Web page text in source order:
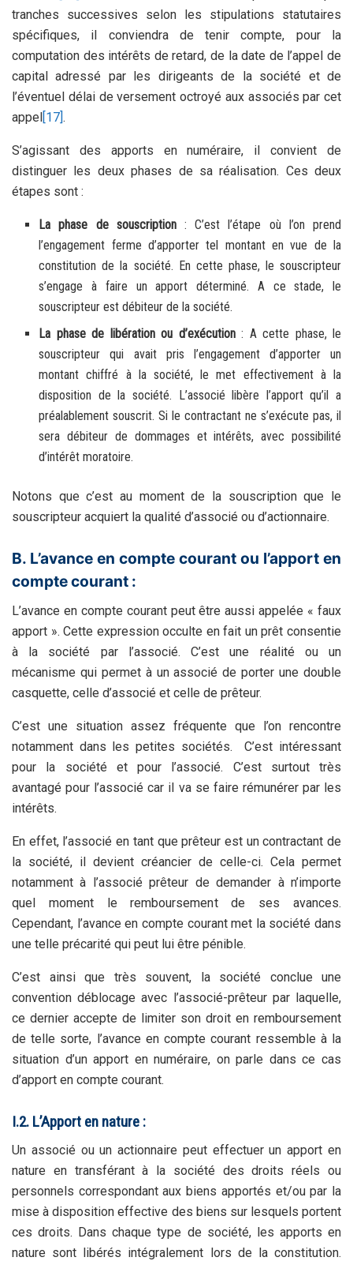
tranches successives selon les stipulations statutaires
spécifiques, il conviendra de tenir compte, pour la
computation des intérêts de retard, de la date de l’appel de
capital adressé par les dirigeants de la société et de
l’éventuel délai de versement octroyé aux associés par cet
appel[17].
S’agissant des apports en numéraire, il convient de
distinguer les deux phases de sa réalisation. Ces deux
étapes sont :
La phase de souscription: C’est l’étape où l’on prend
l’engagement ferme d’apporter tel montant en vue de la
constitution de la société. En cette phase, le souscripteur
s’engage à faire un apport déterminé. A ce stade, le
souscripteur est débiteur de la société.
La phase de libération ou d’exécution: A cette phase, le
souscripteur qui avait pris l’engagement d’apporter un
montant chiffré à la société, le met effectivement à la
disposition de la société. L’associé libère l’apport qu’il a
préalablement souscrit. Si le contractant ne s’exécute pas, il
sera débiteur de dommages et intérêts, avec possibilité
d’intérêt moratoire.
Notons que c’est au moment de la souscription que le
souscripteur acquiert la qualité d’associé ou d’actionnaire.
B. L’avance en compte courant ou l’apport en
compte courant :
L’avance en compte courant peut être aussi appelée « faux
apport ». Cette expression occulte en fait un prêt consentie
à la société par l’associé. C’est une réalité ou un
mécanisme qui permet à un associé de porter une double
casquette, celle d’associé et celle de prêteur.
C’est une situation assez fréquente que l’on rencontre
notamment dans les petites sociétés. C’est intéressant
pour la société et pour l’associé. C’est surtout très
avantagé pour l’associé car il va se faire rémunérer par les
intérêts.
En effet, l’associé en tant que prêteur est un contractant de
la société, il devient créancier de celle-ci. Cela permet
notamment à l’associé prêteur de demander à n’importe
quel moment le remboursement de ses avances.
Cependant, l’avance en compte courant met la société dans
une telle précarité qui peut lui être pénible.
C’est ainsi que très souvent, la société conclue une
convention déblocage avec l’associé-prêteur par laquelle,
ce dernier accepte de limiter son droit en remboursement
de telle sorte, l’avance en compte courant ressemble à la
situation d’un apport en numéraire, on parle dans ce cas
d’apport en compte courant.
I.2. L’Apport en nature :
Un associé ou un actionnaire peut effectuer un apport en
nature en transférant à la société des droits réels ou
personnels correspondant aux biens apportés et/ou par la
mise à disposition effective des biens sur lesquels portent
ces droits. Dans chaque type de société, les apports en
nature sont libérés intégralement lors de la constitution.